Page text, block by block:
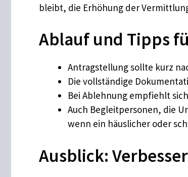
bleibt, die Erhöhung der
Ablauf und Tipps
Antragstellung sollte kurz
Die vollständige
Bei Ablehnung empfiehlt
Auch Begleitpersonen, die
wenn ein häuslicher oder
Ausblick: